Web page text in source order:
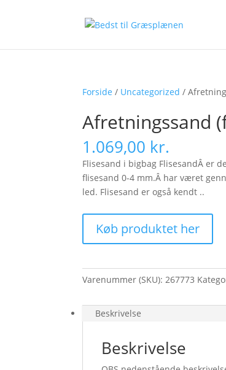
Forside / Uncategorized /
Afretningssand
1.069,00 kr.
Flisesand i bigbag FlisesandÂ er
flisesand 0-4 mm.Â har været
led. Flisesand er også kendt ..
Køb produktet her
Varenummer (SKU):267773
Beskrivelse
Beskrivelse